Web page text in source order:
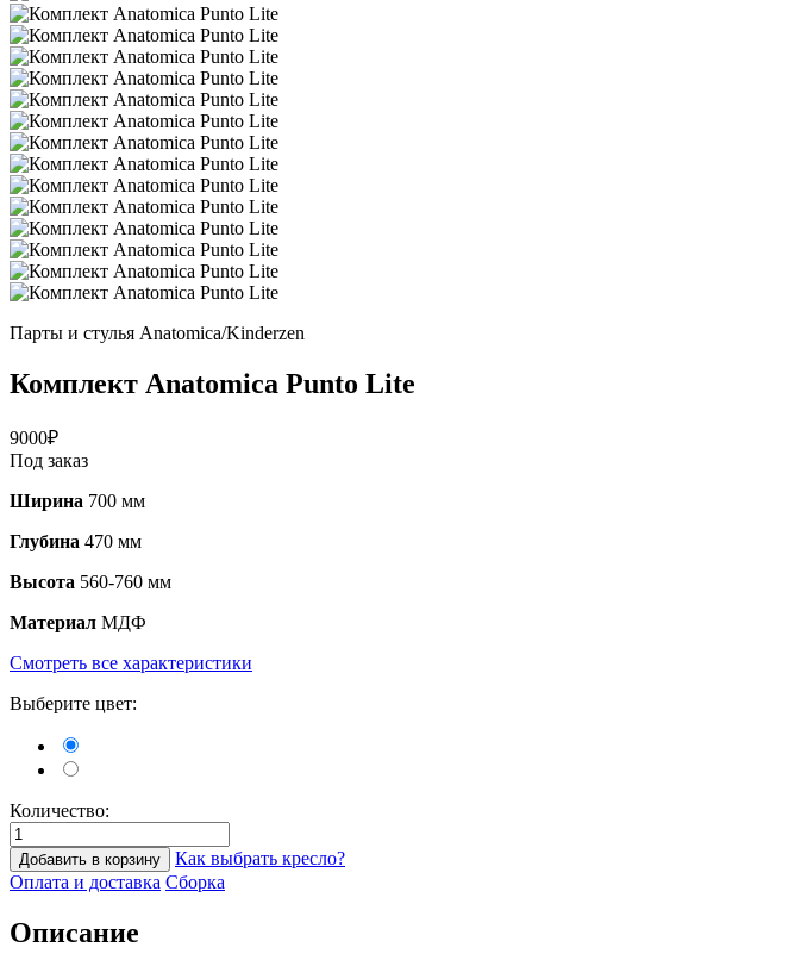
Парты и стулья Anatomica/Kinderzen
Комплект Anatomica Punto Lite
9000₽
Под заказ
Ширина 700 мм
Глубина 470 мм
Высота 560-760 мм
Материал МДФ
Смотреть все характеристики
Выберите цвет:
Количество:
Добавить в корзину
Как выбрать кресло?
Оплата и доставка Сборка
Описание